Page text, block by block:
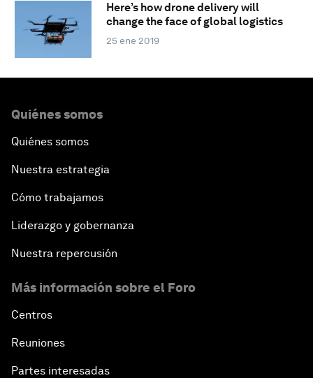
Here’s how drone delivery will
change the face of global logistics
25 ene 2019
Quiénes somos
Quiénes somos
Nuestra estrategia
Cómo trabajamos
Liderazgo y gobernanza
Nuestra repercusión
Más información sobre el Foro
Centros
Reuniones
Partes interesadas